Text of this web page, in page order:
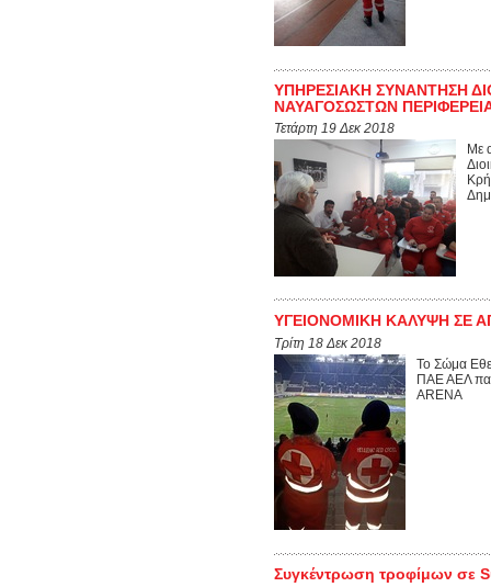
ΥΠΗΡΕΣΙΑΚΗ ΣΥΝΑΝΤΗΣΗ
ΝΑΥΑΓΟΣΩΣΤΩΝ
Τετάρτη 19 Δεκ 2018
Με
ΥΓΕΙΟΝΟΜΙΚΗ ΚΑΛΥΨΗ ΣΕ
Τρίτη 18 Δεκ 2018
Το Σώμα
ΠΑΕ ΑΕΛ
ARENA
Συγκέντρωση τροφίμων σε